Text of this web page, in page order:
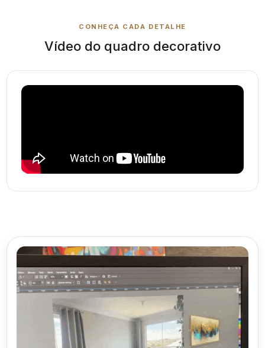
CONHEÇA CADA DETALHE
Vídeo do quadro decorativo